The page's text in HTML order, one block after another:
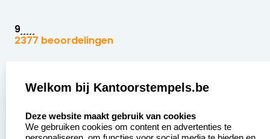
9
2377 beoordelingen
Betaling &
Verzending
Veel gestelde vragen
Welkom bij Kantoorstempels.be
Deze website maakt gebruik van cookies
We gebruiken cookies om content en advertenties te